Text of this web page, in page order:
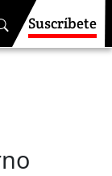
Suscríbete